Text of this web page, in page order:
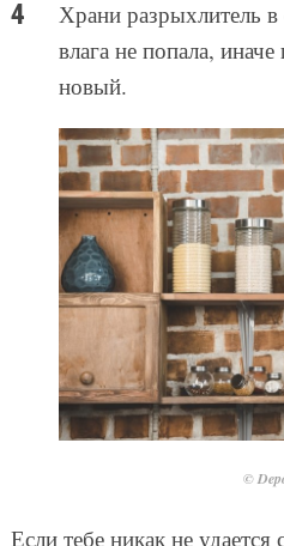
Храни разрыхлитель
влага не попала,
новый.
©
Если тебе никак не